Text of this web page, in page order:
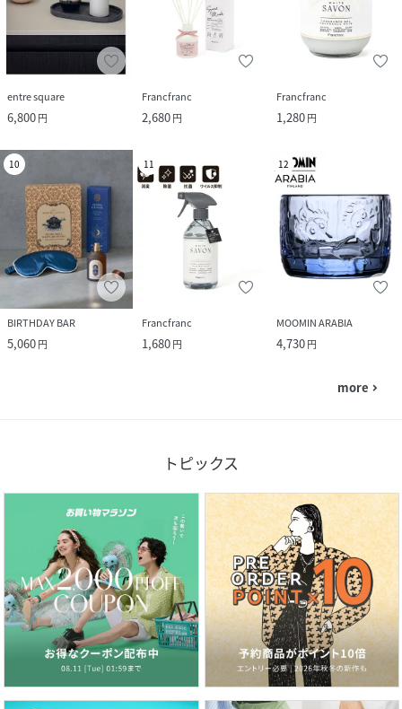
entre square
6,800円
Francfranc
2,680円
Francfranc
1,280円
10
BIRTHDAY BAR
5,060円
11
Francfranc
1,680円
12
MOOMIN ARABIA
4,730円
more navigate_next
トピックス